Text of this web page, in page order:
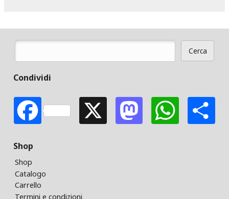
Cerca
Condividi
FacebookX Mastodon
Shop
Shop
Catalogo
Carrello
Termini e condizioni